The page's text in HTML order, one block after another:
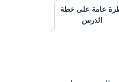
عامة على خطة
الدرس